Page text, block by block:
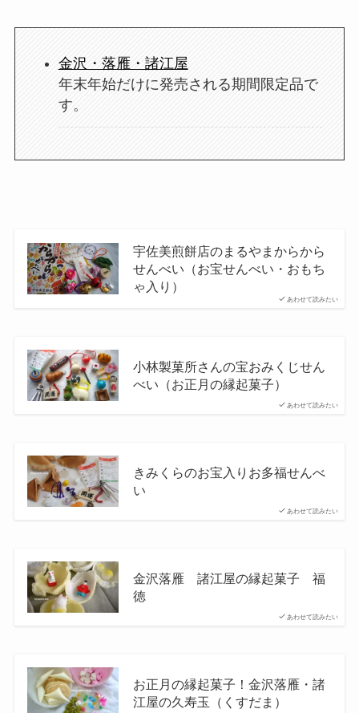
金沢・落雁・諸江屋
年末年始だけに発売される期間限定品で
す。
あわせて読みたい
宇佐美煎餅店のまるやまからから
せんべい（お宝せんべい・おもち
ゃ入り）
あわせて読みたい
小林製菓所さんの宝おみくじせん
べい（お正月の縁起菓子）
あわせて読みたい
きみくらのお宝入りお多福せんべ
い
あわせて読みたい
金沢落雁 諸江屋の縁起菓子 福
徳
お正月の縁起菓子！金沢落雁・諸
江屋の久寿玉（くすだま）